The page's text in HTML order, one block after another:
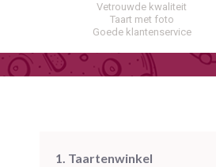
Vetrouwde kwaliteit
Taart met foto
Goede klantenservice
1. Taartenwinkel